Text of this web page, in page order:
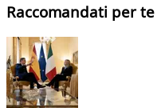
Raccomandati per te